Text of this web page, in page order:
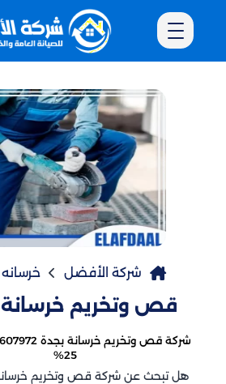
شركة الأفضل
قص وتخريم خرسانة
25%
هل تبحث عن شركة قص وتخريم